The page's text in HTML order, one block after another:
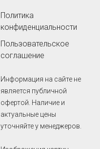
Политика
конфиденциальности
Пользовательское
соглашение
Информация на сайте не
является публичной
офертой. Наличие и
актуальные цены
уточняйте у менеджеров.